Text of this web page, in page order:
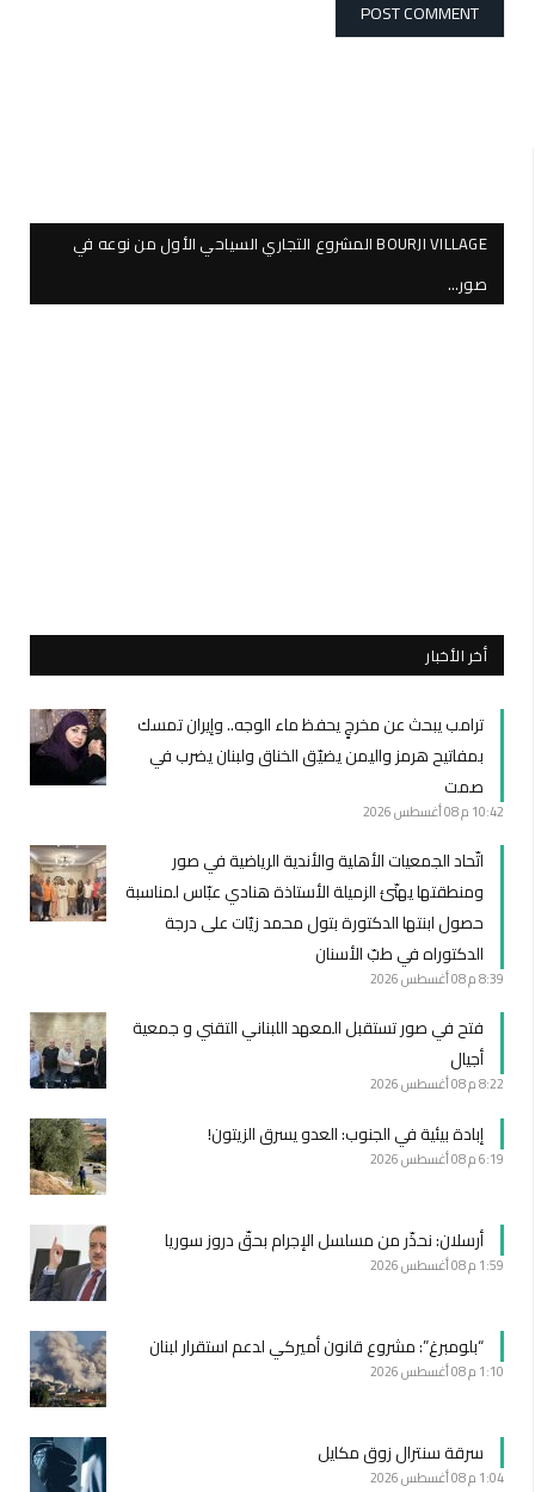
BOURJI VILLAGE المشروع التجاري السياحي الأول من نوعه في
صور…
أخر الأخبار
ترامب يبحث عن مخرجٍ يحفظ ماء الوجه.. وإيران تمسك
بمفاتيح هرمز واليمن يضيّق الخناق ولبنان يضرب في
صمت
10:42 م 08 أغسطس 2026
اتّحاد الجمعيات الأهلية والأندية الرياضية في صور
ومنطقتها يهنّئ الزميلة الأستاذة هنادي عبّاس لمناسبة
حصول ابنتها الدكتورة بتول محمد زيّات على درجة
الدكتوراه في طبّ الأسنان
8:39 م 08 أغسطس 2026
فتح في صور تستقبل المعهد اللبناني التقني و جمعية
أجيال
8:22 م 08 أغسطس 2026
إبادة بيئية في الجنوب: العدو يسرق الزيتون!
6:19 م 08 أغسطس 2026
أرسلان: نحذّر من مسلسل الإجرام بحقّ دروز سوريا
1:59 م 08 أغسطس 2026
“بلومبرغ”: مشروع قانون أميركي لدعم استقرار لبنان
1:10 م 08 أغسطس 2026
سرقة سنترال زوق مكايل
1:04 م 08 أغسطس 2026